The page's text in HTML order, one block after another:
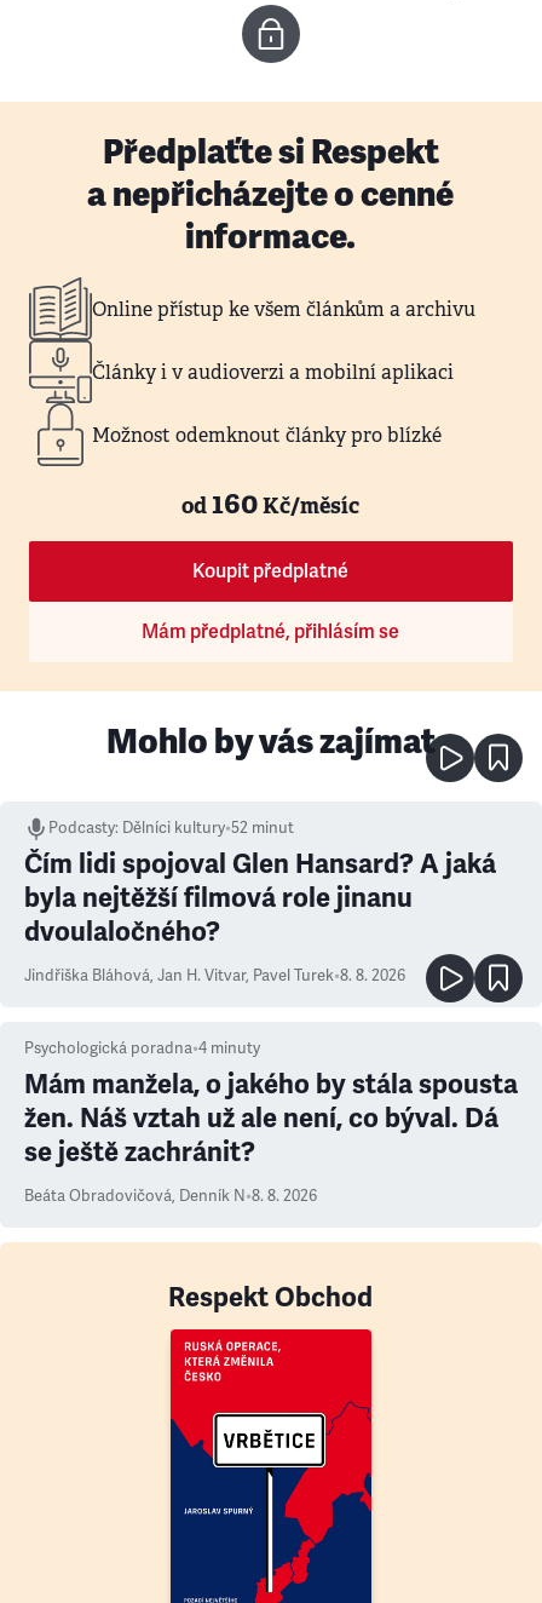
Předplaťte si Respekt
a nepřicházejte o cenné
informace.
Online přístup ke všem článkům a archivu
Články i v audioverzi a mobilní aplikaci
Možnost odemknout články pro blízké
od160Kč/měsíc
Koupit předplatné
Mám předplatné, přihlásím se
Mohlo by vás zajímat
Podcasty: Dělníci kultury•52 minut
Čím lidi spojoval Glen Hansard? A jaká
byla nejtěžší filmová role jinanu
dvoulaločného?
Jindřiška Bláhová, Jan H. Vitvar, Pavel Turek•8. 8. 2026
Psychologická poradna•4 minuty
Mám manžela, o jakého by stála spousta
žen. Náš vztah už ale není, co býval. Dá
se ještě zachránit?
Beáta Obradovičová, Denník N•8. 8. 2026
Respekt Obchod